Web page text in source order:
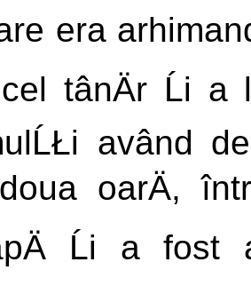
era
tânÄr Ĺi
având
oarÄ,
Ĺi a fost